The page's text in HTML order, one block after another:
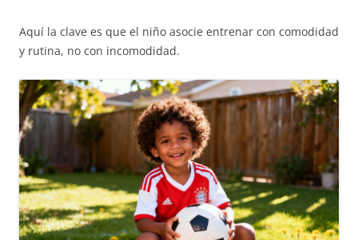
Aquí la clave es que el niño asocie entrenar con comodidad
y rutina, no con incomodidad.